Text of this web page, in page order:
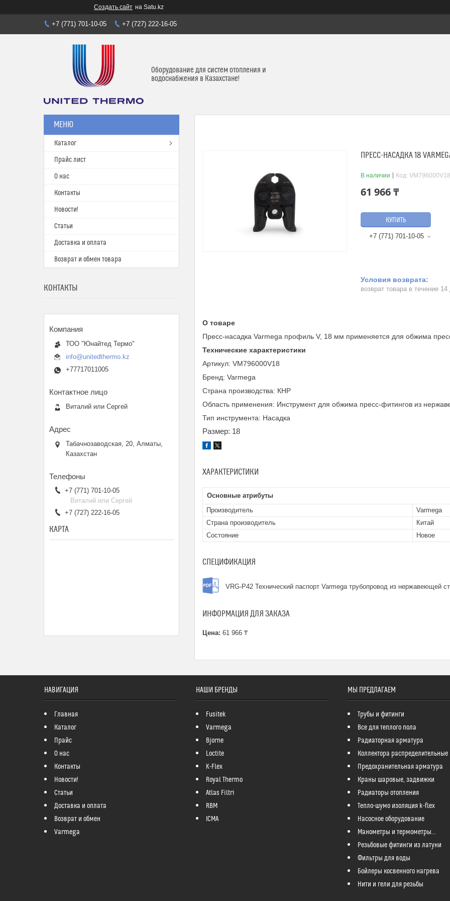
Создать сайт на Satu.kz
+7 (771) 701-10-05 +7 (727) 222-16-05
Оборудование для систем отопления и
водоснабжения в Казахстане!
ПРЕСС-НАСАДКА 18
В наличии Код: VM796000V18
61 966 ₸
КУПИТЬ
+7 (771) 701-10-05
возврат товара в течение 14
О товаре
Пресс-насадка Varmega профиль V, 18 мм применяется для обжима
Технические характеристики
Артикул: VM796000V18
Бренд: Varmega
Страна производства: КНР
Область применения: Инструмент для обжима пресс-фитингов из
Тип инструмента: Насадка
Размер: 18
ХАРАКТЕРИСТИКИ
Основные атрибуты
Производитель
Varmega
Страна производитель
Китай
Состояние
Новое
СПЕЦИФИКАЦИЯ
VRG-P42 Технический паспорт Varmega трубопровод из нержавеющей
ИНФОРМАЦИЯ ДЛЯ ЗАКАЗА
Цена: 61 966 ₸
Каталог
Прайс лист
О нас
Контакты
Новости!
Статьи
Доставка и оплата
Возврат и обмен товара
КОНТАКТЫ
ТОО "Юнайтед Термо"
info@unitedthermo.kz
+77717011005
Виталий или Сергей
Табачнозаводская, 20, Алматы,
Казахстан
+7 (771) 701-10-05
Виталий или Сергей
+7 (727) 222-16-05
КАРТА
НАВИГАЦИЯ
Главная
Каталог
Прайс
О нас
Контакты
Новости!
Статьи
Доставка и оплата
Возврат и обмен
Varmega
НАШИ БРЕНДЫ
Fusitek
Varmega
Bjorne
Loctite
K-Flex
Royal Thermo
Atlas Filtri
RBM
ICMA
МЫ ПРЕДЛАГАЕМ
Трубы и фитинги
Все для теплого пола
Радиаторная арматура
Коллектора распределительные
Предохранительная арматура
Краны шаровые, задвижки
Радиаторы отопления
Тепло-шумо изоляция k-flex
Насосное оборудование
Манометры и термометры...
Резьбовые фитинги из латуни
Фильтры для воды
Бойлеры косвенного нагрева
Нити и гели для резьбы